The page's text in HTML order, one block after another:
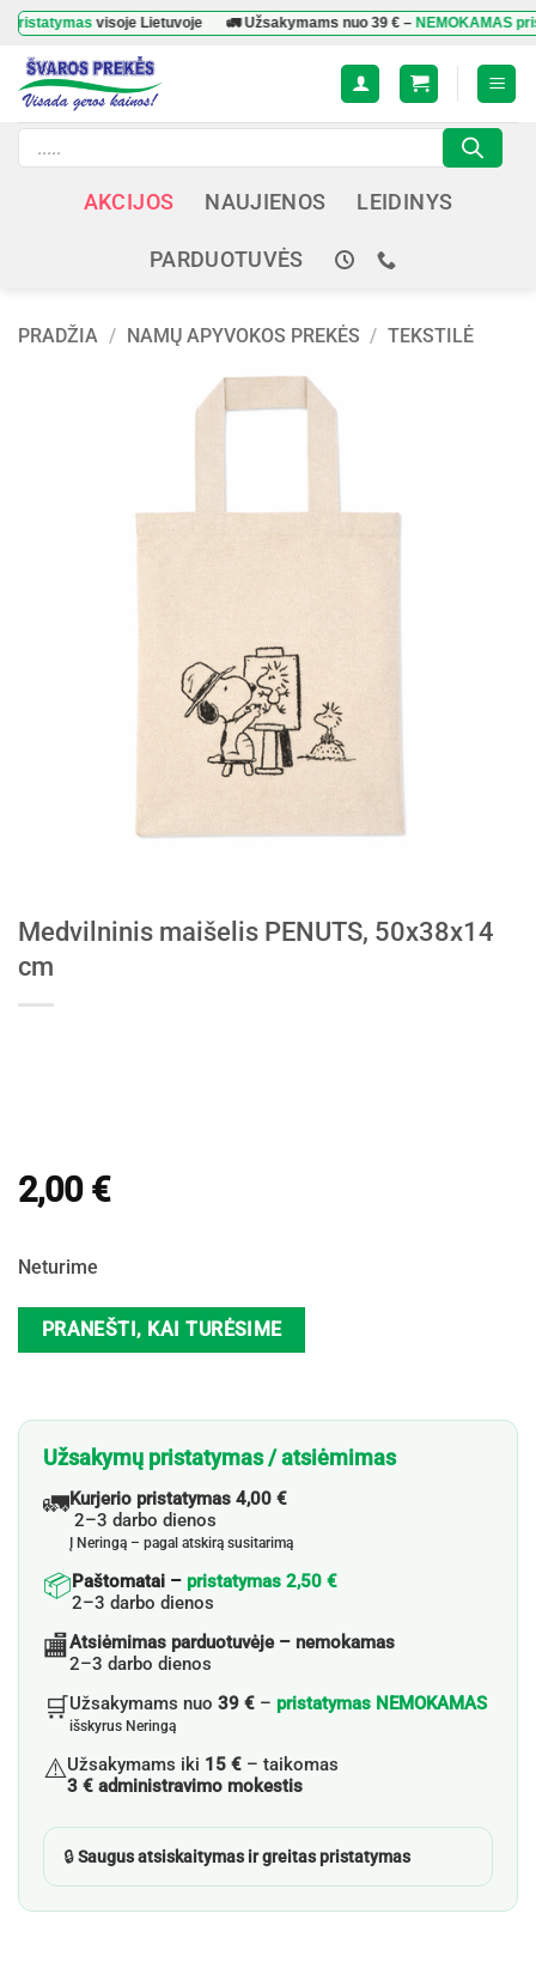
Skip
content
visoje Lietuvoje 🚛 Užsakymams nuo39 €–NEMOKAMAS pristatymas
Products
search
AKCIJOS NAUJIENOS LEIDINYS
PARDUOTUVĖS
PRADŽIA / NAMŲ APYVOKOS PREKĖS / TEKSTILĖ
Medvilninis maišelis PENUTS, 50x38x14
cm
2,00 €
Neturime
PRANEŠTI, KAI TURĖSIME
Užsakymų pristatymas / atsiėmimas
🚛Kurjerio pristatymas 4,00 €
2–3 darbo dienos
Į Neringą – pagal atskirą susitarimą
📦Paštomatai – pristatymas 2,50 €
2–3 darbo dienos
🏬Atsiėmimas parduotuvėje – nemokamas
2–3 darbo dienos
🛒Užsakymams nuo 39 € – pristatymas NEMOKAMAS
išskyrus Neringą
⚠️Užsakymams iki 15 € – taikomas
3 € administravimo mokestis
🔒Saugus atsiskaitymas ir greitas pristatymas